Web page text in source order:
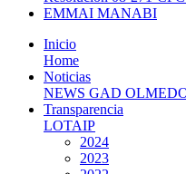
EMMAI MANABI
Inicio
Home
Noticias
NEWS GAD
Transparencia
LOTAIP
2024
2023